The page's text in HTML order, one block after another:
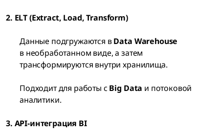
2. ELT (Extract, Load, Transform)
Данные подгружаются вData Warehouse
в необработанном виде, а затем
трансформируются внутри хранилища.
Подходит для работы с Big Data и потоковой
аналитики.
3. API-интеграция BI